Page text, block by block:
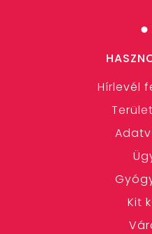
Hírlevél
Kit